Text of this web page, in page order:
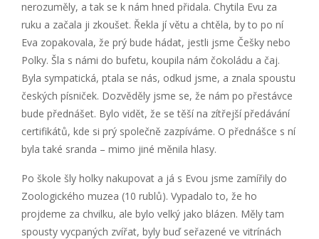
nerozuměly, a tak se k nám hned přidala. Chytila Evu za
ruku a začala ji zkoušet. Řekla jí větu a chtěla, by to po ní
Eva zopakovala, že prý bude hádat, jestli jsme Češky nebo
Polky. Šla s námi do bufetu, koupila nám čokoládu a čaj.
Byla sympatická, ptala se nás, odkud jsme, a znala spoustu
českých písniček. Dozvěděly jsme se, že nám po přestávce
bude přednášet. Bylo vidět, že se těší na zítřejší předávání
certifikátů, kde si prý společně zazpíváme. O přednášce s ní
byla také sranda – mimo jiné měnila hlasy.
Po škole šly holky nakupovat a já s Evou jsme zamířily do
Zoologického muzea (10 rublů). Vypadalo to, že ho
projdeme za chvilku, ale bylo velký jako blázen. Měly tam
spousty vycpaných zvířat, byly buď seřazené ve vitrínách